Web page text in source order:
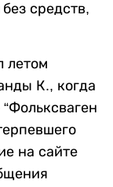
средств,
летом
К., когда
на сайте